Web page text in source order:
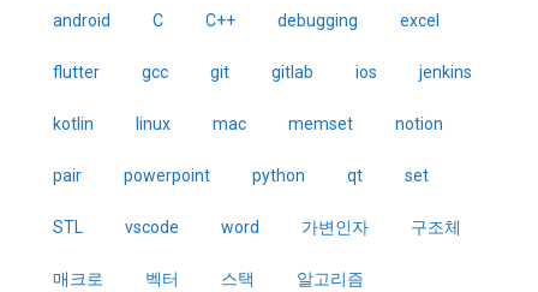
android C C++ debugging excel
flutter gcc git gitlab ios jenkins
kotlin linux mac memset notion
pair powerpoint python qt set
STL vscode word 가변인자 구조체
매크로 벡터 스택 알고리즘